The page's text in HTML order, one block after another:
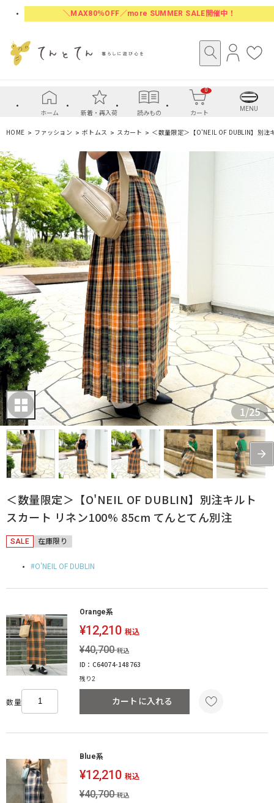
＼MAX80％OFF／more SUMMER SALE開催中！
に
入
り
ホーム 新着・再入荷 読みもの カート
0
MENU
HOME ファッション ボトムス スカート ＜数量限定＞【O'NEIL OF DUBLIN】別
1/25
＜数量限定＞【O'NEIL OF DUBLIN】別注キルト
スカート リネン100% 85cm てんとてん別注
SALE 在庫限り
O'NEIL OF DUBLIN
Orange系
¥12,210 税込
¥40,700税込
ID：C64074-148763
残り2
数量 カートに入れる
Blue系
¥12,210 税込
¥40,700税込